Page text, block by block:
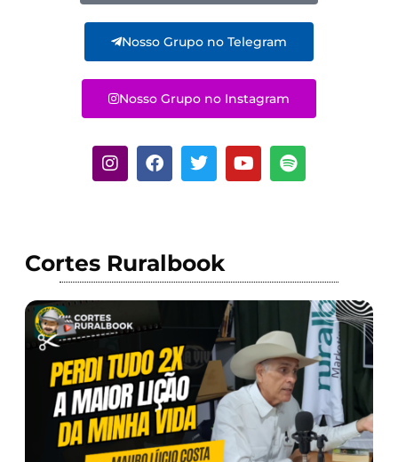
Nosso Grupo no Telegram
Nosso Grupo no Instagram
Cortes Ruralbook